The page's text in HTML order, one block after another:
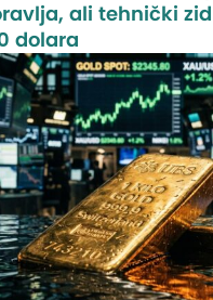
ali tehnički
dolara